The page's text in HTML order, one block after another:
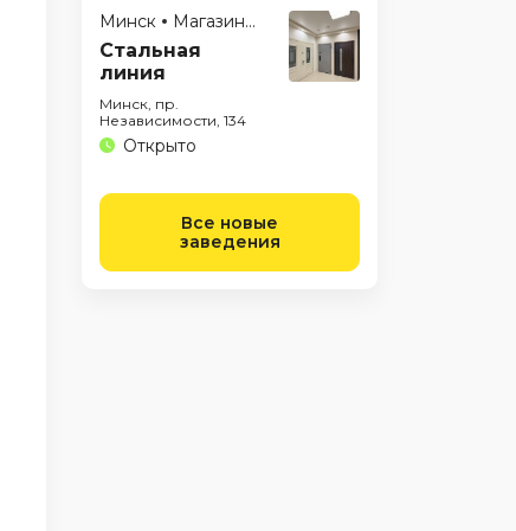
Минск Магазины
Стальная
линия
Минск, пр.
Независимости, 134
Открыто
Все новые
заведения